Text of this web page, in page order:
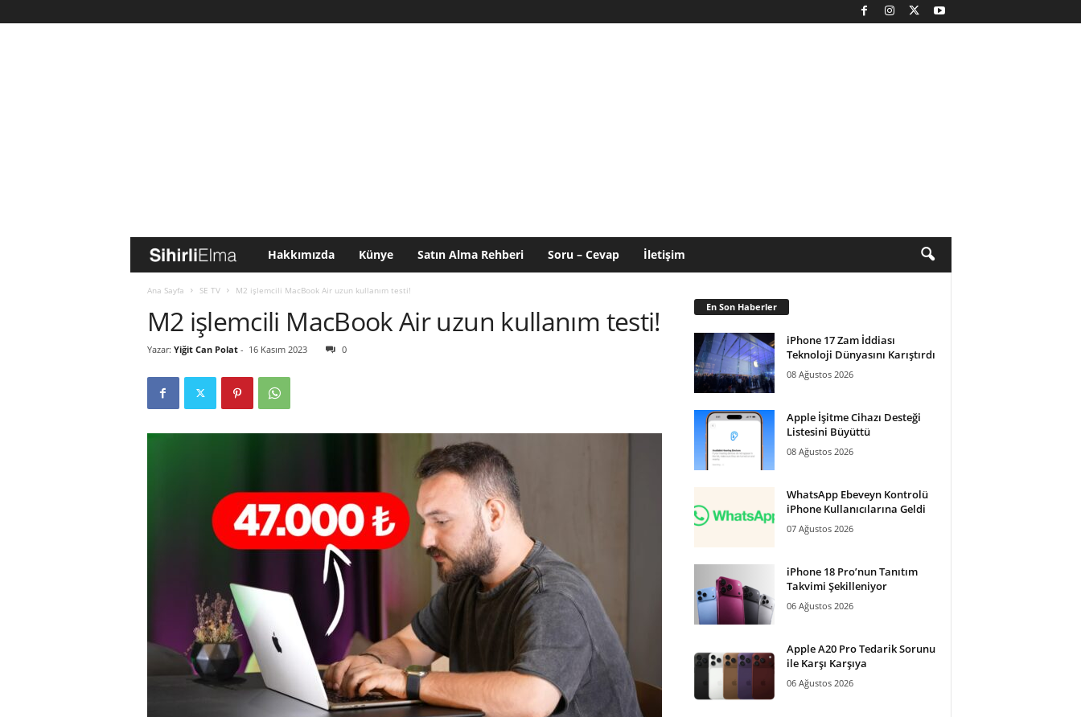
i
h
l
E
l
Hakkımızda Künye Satın Alma Rehberi Soru – Cevap İletişim
Ana Sayfa SE TV M2 işlemcili MacBook Air uzun kullanım testi!
M2 işlemcili MacBook Air uzun kullanım testi!
Yazar: Yiğit Can Polat- 16 Kasım 2023 0
En Son Haberler
iPhone 17 Zam İddiası
Teknoloji Dünyasını Karıştırdı
08 Ağustos 2026
Apple İşitme Cihazı Desteği
Listesini Büyüttü
08 Ağustos 2026
WhatsApp Ebeveyn Kontrolü
iPhone Kullanıcılarına Geldi
07 Ağustos 2026
iPhone 18 Pro’nun Tanıtım
Takvimi Şekilleniyor
06 Ağustos 2026
Apple A20 Pro Tedarik Sorunu
ile Karşı Karşıya
06 Ağustos 2026